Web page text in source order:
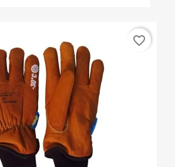
favorite_border